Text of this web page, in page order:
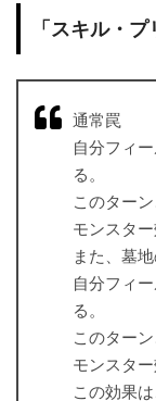
「スキル・プ
通常罠
自分フィ
る。
このター
モンスター
また、墓
自分フィ
る。
このター
モンスター
この効果